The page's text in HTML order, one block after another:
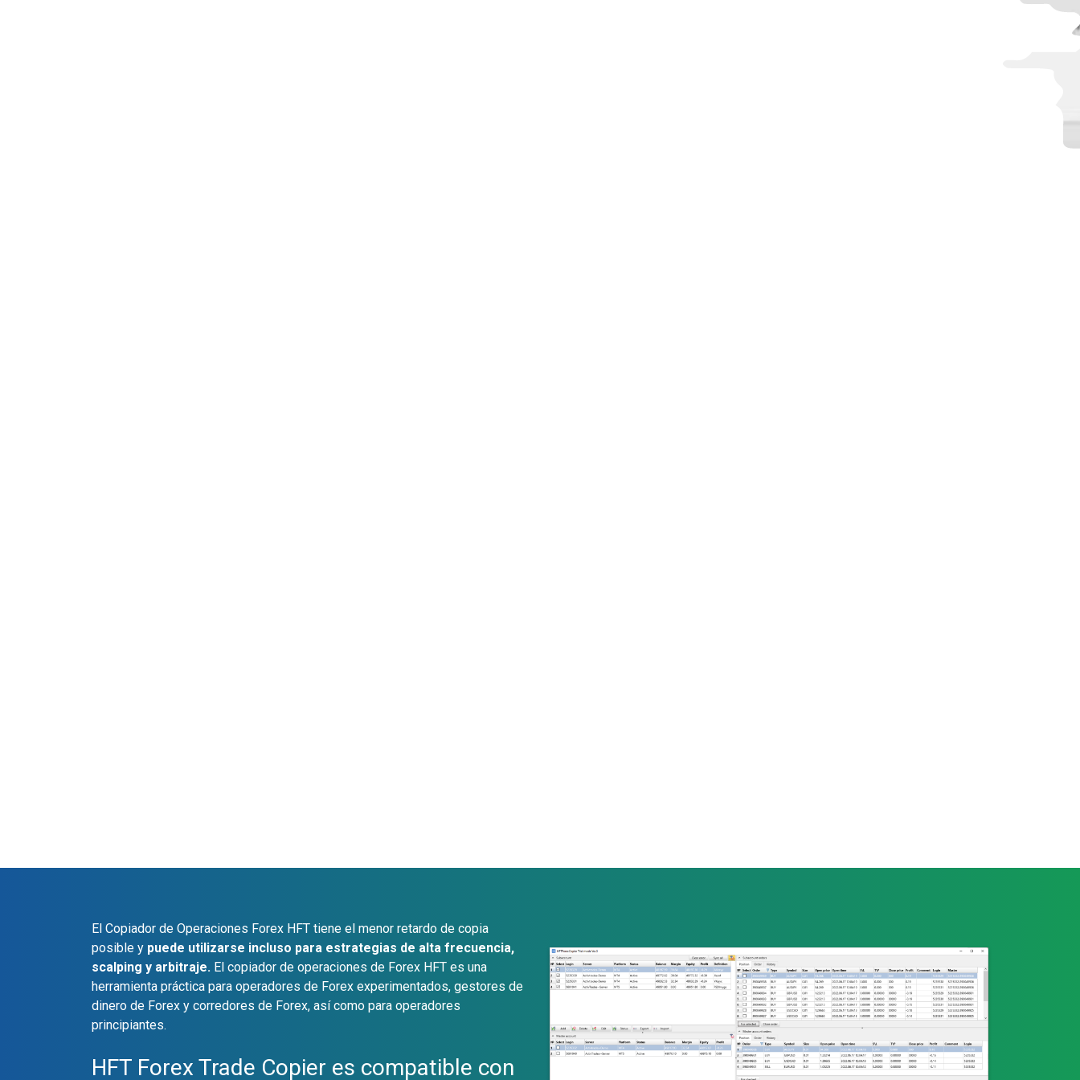
El Copiador de Operaciones Forex HFT tiene el menor retardo de copia
posible y puede utilizarse incluso para estrategias de alta frecuencia,
scalping y arbitraje. El copiador de operaciones de Forex HFT es una
herramienta práctica para operadores de Forex experimentados, gestores de
dinero de Forex y corredores de Forex, así como para operadores
principiantes.
HFT Forex Trade Copier es compatible con